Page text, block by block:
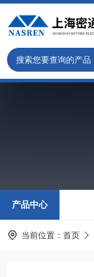
产品中心
当前位置： 首页